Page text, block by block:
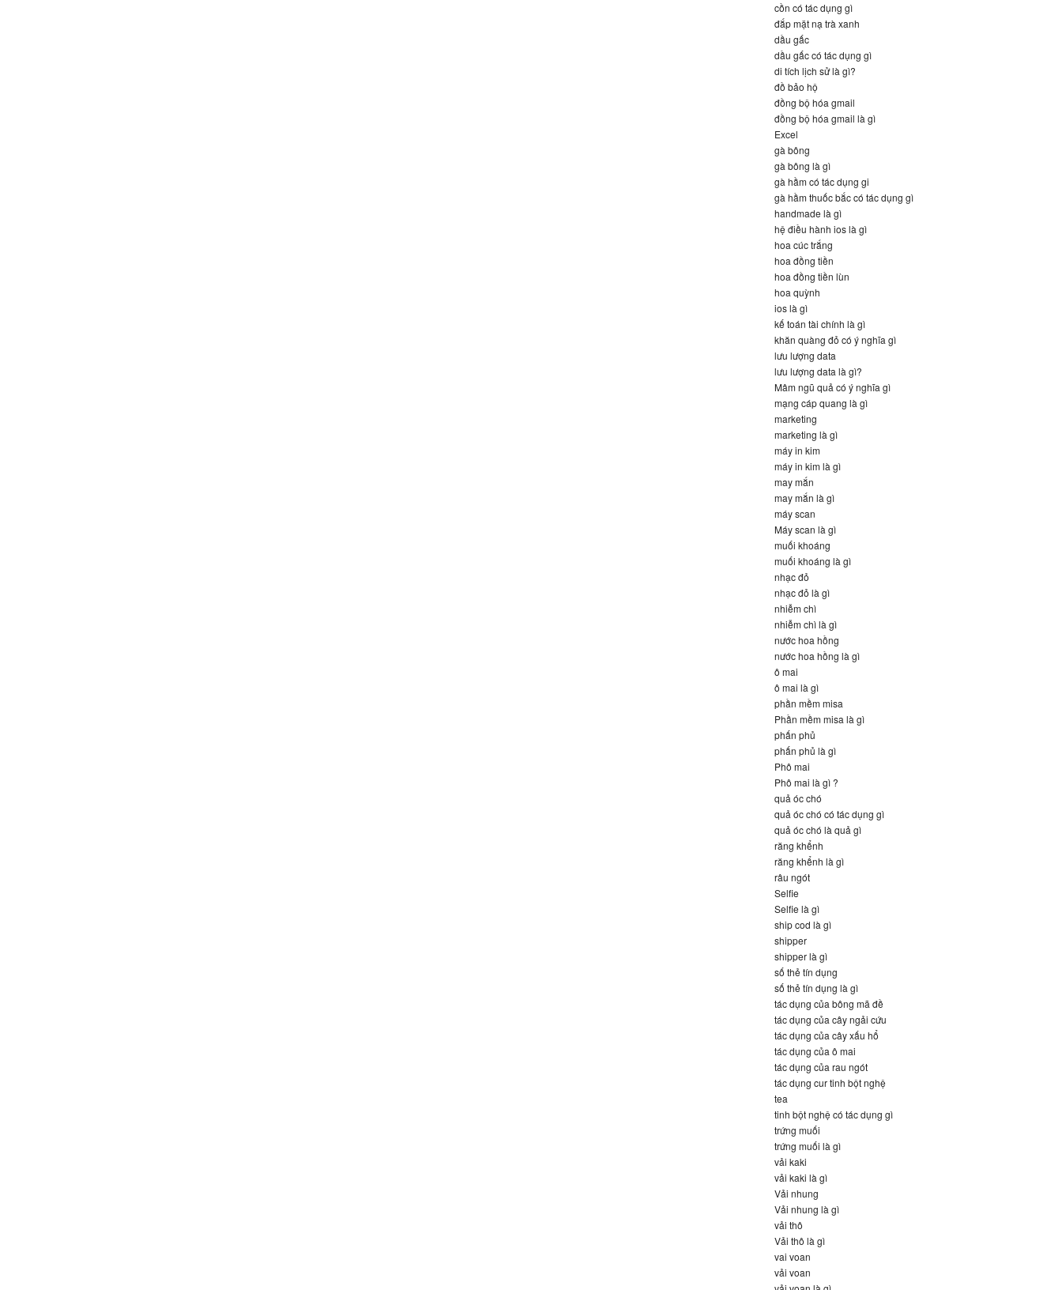
cồn có tác dụng gì
đắp mặt nạ trà xanh
dầu gấc
dầu gấc có tác dụng gì
di tích lịch sử là gì?
đồ bảo hộ
đồng bộ hóa gmail
đồng bộ hóa gmail là gì
Excel
gà bông
gà bông là gì
gà hầm có tác dụng gi
gà hầm thuốc bắc có tác dụng gì
handmade là gì
hệ điều hành ios là gì
hoa cúc trắng
hoa đồng tiền
hoa đồng tiền lùn
hoa quỳnh
ios là gì
kế toán tài chính là gì
khăn quàng đỏ có ý nghĩa gì
lưu lượng data
lưu lượng data là gì?
Mâm ngũ quả có ý nghĩa gì
mạng cáp quang là gì
marketing
marketing là gì
máy in kim
máy in kim là gì
may mắn
may mắn là gì
máy scan
Máy scan là gì
muối khoáng
muối khoáng là gì
nhạc đỏ
nhạc đỏ là gì
nhiễm chì
nhiễm chì là gì
nước hoa hồng
nước hoa hồng là gì
ô mai
ô mai là gì
phần mềm misa
Phần mềm misa là gì
phấn phủ
phấn phủ là gì
Phô mai
Phô mai là gì ?
quả óc chó
quả óc chó có tác dụng gì
quả óc chó là quả gì
răng khểnh
răng khểnh là gì
râu ngót
Selfie
Selfie là gì
ship cod là gì
shipper
shipper là gì
số thẻ tín dụng
số thẻ tín dụng là gì
tác dụng của bông mã đề
tác dụng của cây ngải cứu
tác dụng của cây xấu hổ
tác dụng của ô mai
tác dụng của rau ngót
tác dụng cur tinh bột nghệ
tea
tinh bột nghệ có tác dụng gì
trứng muối
trứng muối là gì
vải kaki
vải kaki là gì
Vải nhung
Vải nhung là gì
vải thô
Vải thô là gì
vai voan
vải voan